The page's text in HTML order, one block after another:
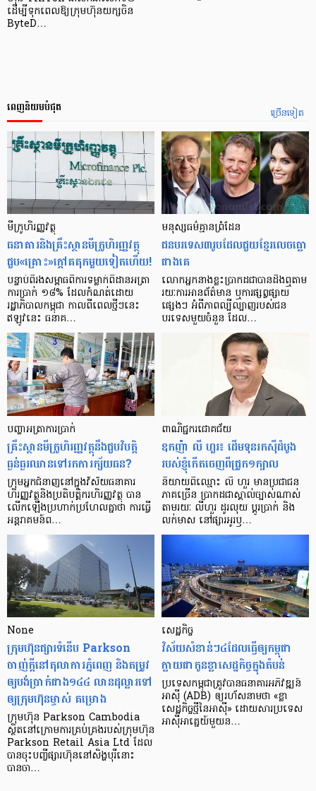
ដើម្បីទុកពេលឱ្យក្រុមហ៊ុនយក្សចិន
ByteD…
ច្រើនទៀត
ពេញនិយមបំផុត
មីក្រូ​ហិរញ្ញវត្ថុ
ធនាគារ​និង​គ្រឹះស្ថាន​មីក្រូ​ហិរញ្ញវត្ថុ​
ជួប«គ្រោះ»ក្តៅ​គគុក​មួយ​ទៀត​ហើយ!
បន្ទាប់​ពី​រង​សម្ពាធ​​ពី​ការ​ទម្លាក់​ពិដាន​អត្រា​
ការ​ប្រាក់ ១៨​% ដែល​កំណត់​ដោយ​
រដ្ឋាភិបាល​កម្ពុជា កាល​ពី​ពេល​ថ្មីៗ​នេះ
ឥឡូវ​នេះ ធនាគ…
មនុស្ស​ធម៌​គ្មាន​ព្រំដែន
ជន​បរទេស​៣​រូប​ដែល​ជួយ​ខ្មែរ​លេច​ធ្លោ​
ជាង​គេ
លោកអ្នក​នាង​ខ្លះ​ប្រាកដ​ជា​បាន​​ដឹង​ឮ​តាម​
រយៈ​ការ​អាន​ព័ត៌មាន ឬ​ការ​ផ្សព្វផ្សាយ​
ផ្សេងៗ អំពី​ភាព​ល្បីល្បាញ​របស់​ជន​
បរទេស​មួយ​ចំនួន ដែល…
បញ្ហា​អត្រា​ការប្រាក់
គ្រឹះស្ថាន​មីក្រូ​ហិរញ្ញវត្ថុ​នឹង​ជួប​វិបត្តិ​
ធ្ងន់ធ្ងរ​ឈាន​ទៅ​រក​ការ​ក្ស័យធន?
ក្រុម​អ្នក​ជំនាញ​នៅ​ក្នុង​វិស័យ​ធនាគារ
ហិរញ្ញវត្ថុ​និង​ប្រតិបត្តិករ​ហិរញ្ញ​វត្ថុ បាន​​
លើក​ឡើង​ប្រហាក់​ប្រហែល​គ្នា​ថា ការ​ធ្វើ​
អន្តរាគមន៍​ព…
ពាណិជ្ជករជោគជ័យ
ឧកញ៉ា លី ហួរ៖ ដើមទុនរកស៊ីដំបូង
របស់ខ្ញុំកើតចេញពីជ្រូក១ក្បាល
និយាយ​ពី​ឈ្មោះ លី ហួរ មាន​ប្រជាជន​
ភាគ​ច្រើន ប្រាកដ​ជា​ស្គាល់​ច្បាស់​ណាស់
តាមរយៈ លីហួរ ដូរ​លុយ ប្តូរ​បា្រក់ និង​
លក់​មាស នៅ​ផ្សារ​អូរ​ឫ…
None
ក្រុមហ៊ុនផ្សារទំនើប Parkson
ចាញ់ក្ដីនៅតុលាការភ្នំពេញ និងតម្រូវ
ឲ្យបង់ប្រាក់ជាង១៤៤ លានដុល្លារទៅ
ឲ្យក្រុមហ៊ុនម្ចាស់ គម្រោង
ក្រុមហ៊ុន Parkson Cambodia
ស្ថិតនៅក្រោមការគ្រប់គ្រងរបស់ក្រុមហ៊ុន
Parkson Retail Asia Ltd ដែល
បានចុះបញ្ចីផ្សារហ៊ុននៅសិង្ហបុរីនោះ
បានចា…
សេដ្ឋកិច្ច​
វិស័យ​សំខាន់ៗ​៤​ដែល​ធ្វើ​ឲ្យ​កម្ពុជា​
ក្លាយ​ជា​កូន​ខ្លា​សេដ្ឋកិច្ច​ក្នុង​តំបន់
ប្រទេស​កម្ពុជា​ត្រូវ​បាន​ធនាគារ​អភិវឌ្ឍន៍​
អាស៊ី (ADB) ឲ្យ​រហ័ស​នាមថា «ខ្លា​
សេដ្ឋកិច្ច​ថ្មី​នៃ​អាស៊ី» ដោយសារ​ប្រទេស​
អាស៊ី​អាគ្នេយ៍​មួយ​ន…